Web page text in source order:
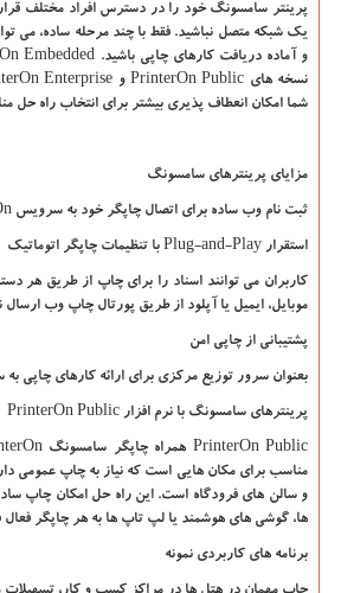
پرینتر سامسونگ خود را در دسترس افراد مختلف قرار
یک شبکه متصل نباشید. فقط با چند مرحله ساده، می
و آماده دریافت کارهای چاپی باشید. Embedded
نسخه های PrinterOn Public و Enterprise
شما امکان انعطاف پذیری بیشتر برای انتخاب راه حل
مزایای پرینترهای سامسونگ
ثبت نام وب ساده برای اتصال چاپگر خود به سرویس
استقرار Plug-and-Play با تنظیمات چاپگر اتوماتیک
کاربران می توانند اسناد را برای چاپ از طریق هر
موبایل، ایمیل یا آپلود از طریق پورتال چاپ وب ارسال
پشتیبانی از چاپی امن
بعنوان سرور توزیع مرکزی برای ارائه کارهای چاپی
پرینترهای سامسونگ با نرم افزار PrinterOn Public
PrinterOn Public همراه چاپگر سامسونگ
مناسب برای مکان هایی است که نیاز به چاپ عمومی
و سالن های فرودگاه است. این راه حل امکان چاپ ساده
ها، گوشی های هوشمند یا لپ تاپ ها به هر چاپگر فعال
برنامه های کاربردی نمونه